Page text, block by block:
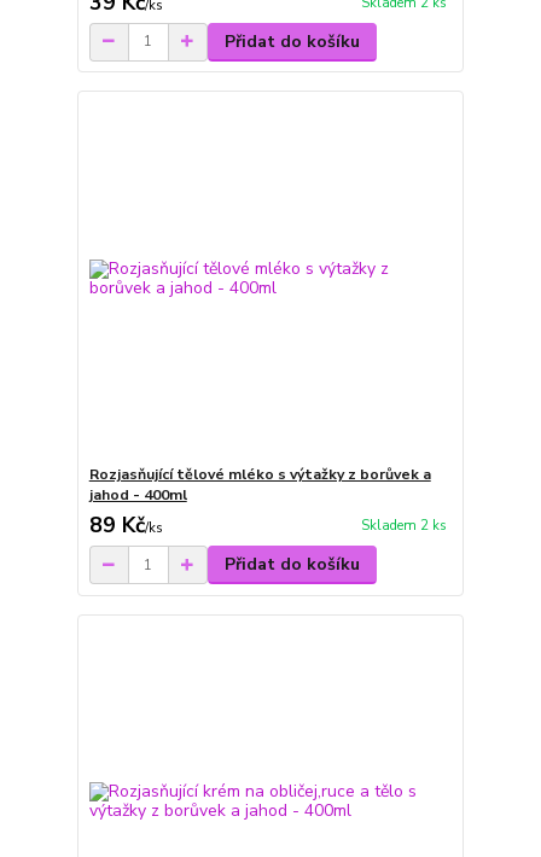
/ks
Přidat do košíku
Rozjasňující tělové mléko s výtažky z borůvek a
jahod - 400ml
89 Kč/ks Skladem 2 ks
Přidat do košíku